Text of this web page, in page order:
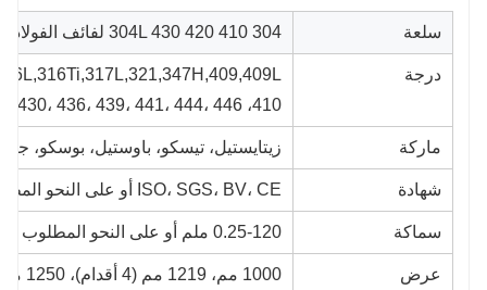
سلعة 304 304L 430 420 410 لفائف الفولاذ المقاوم للصدأ
درجة
410، 410S، 420(420J1، 420J2)، 430، 436، 439، 441، 444، 446 الخ.
ماركة زيتايستيل، تيسكو، باوستيل، بوسكو،
شهادة ISO، SGS، BV، CE أو على النحو المطلوب
سماكة 0.25-120 ملم أو على النحو المطلوب
عرض
1000 مم، 1219 مم (4 أقدام)، 1250 مم، 1500 مم، 1524 مم (5 أقدام)،